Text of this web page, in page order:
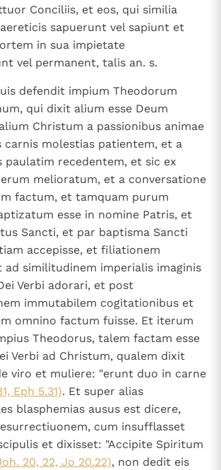
Conciliis, et eos, qui similia
sapuerunt vel sapiunt et
in sua impietate
vel permanent, talis an. s.
defendit impium Theodorum
qui dixit alium esse Deum
Christum a passionibus animae
carnis molestias patientem, et a
paulatim recedentem, et sic ex
melioratum, et a conversatione
factum, et tamquam purum
esse in nomine Patris, et
Sancti, et par baptisma Sancti
accepisse, et filiationem
ad similitudinem imperialis imaginis
Verbi adorari, et post
immutabilem cogitationibus et
omnino factum fuisse. Et iterum
Theodorus, talem factam esse
Verbi ad Christum, qualem dixit
viro et muliere: "erunt duo in carne
Eph 5.31). Et super alias
blasphemias ausus est dicere,
cum insufflasset
et dixisset: "Accipite Spiritum
20, 22, Jo 20.22), non dedit eis